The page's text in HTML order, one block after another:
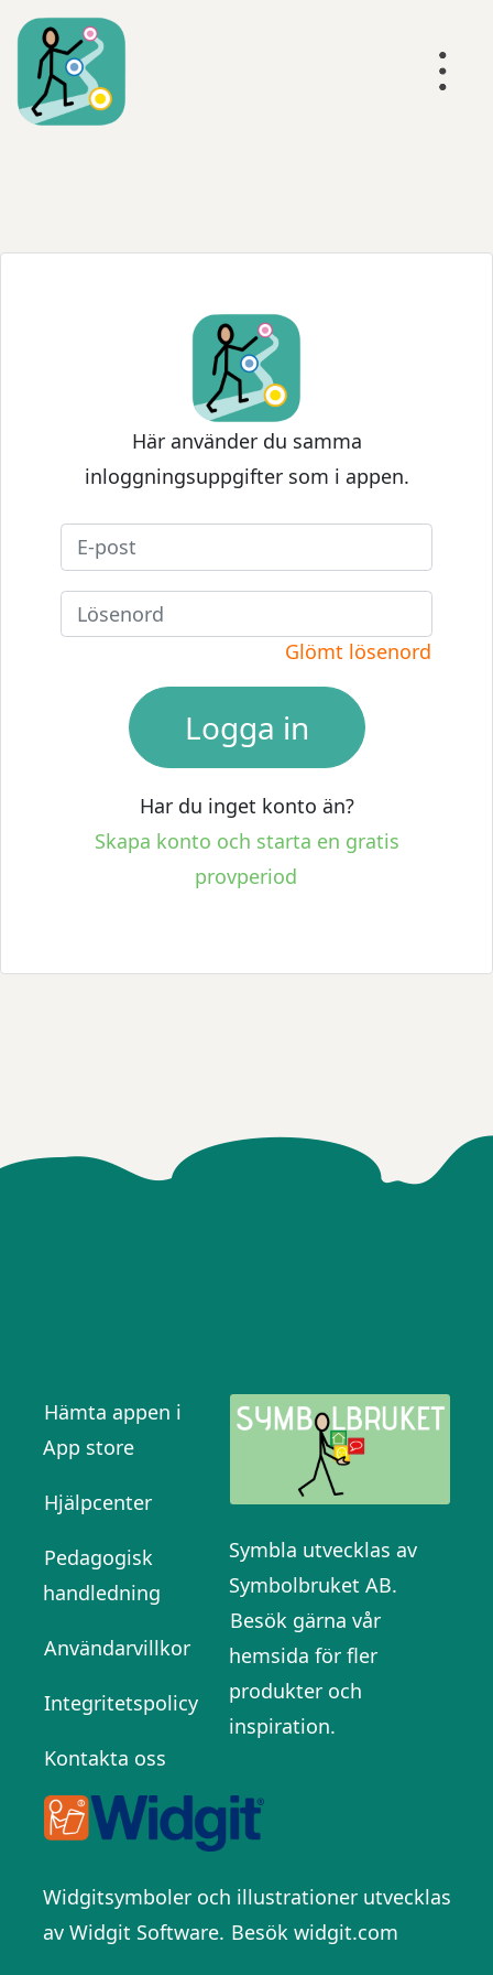
Här använder du samma
inloggningsuppgifter som i appen.
Glömt lösenord
Har du inget konto än?
Skapa konto och starta en gratis
provperiod
Hämta appen i
App store
Hjälpcenter
Pedagogisk
handledning
Användarvillkor
Integritetspolicy
Kontakta oss
Symbla utvecklas av
Symbolbruket AB.
Besök gärna vår
hemsida för fler
produkter och
inspiration.
Widgitsymboler och illustrationer utvecklas
av Widgit Software. Besök widgit.com